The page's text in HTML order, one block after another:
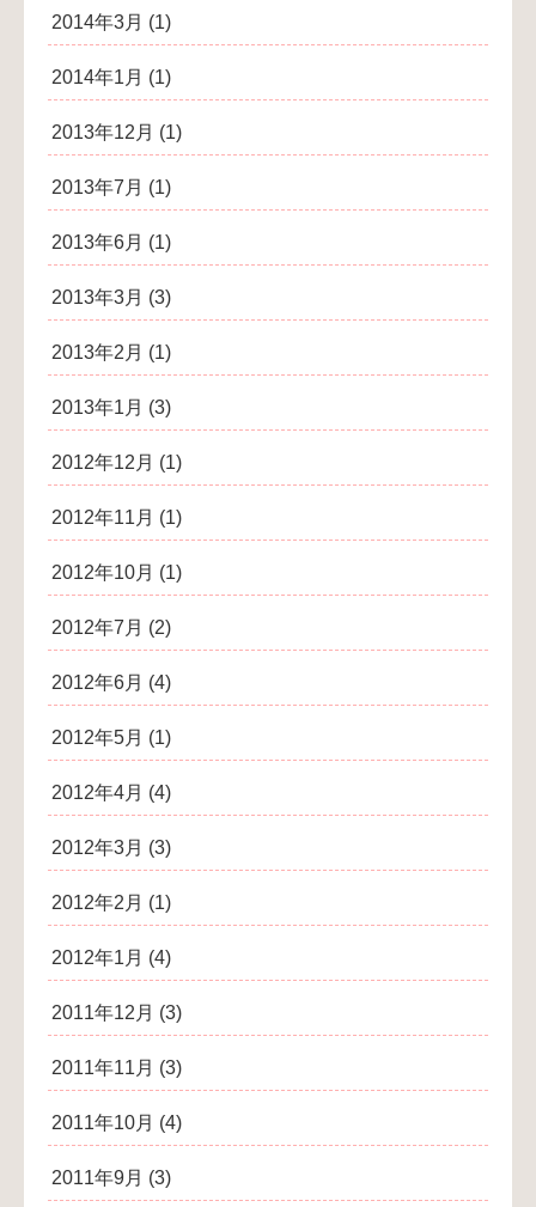
2014年3月 (1)
2014年1月 (1)
2013年12月 (1)
2013年7月 (1)
2013年6月 (1)
2013年3月 (3)
2013年2月 (1)
2013年1月 (3)
2012年12月 (1)
2012年11月 (1)
2012年10月 (1)
2012年7月 (2)
2012年6月 (4)
2012年5月 (1)
2012年4月 (4)
2012年3月 (3)
2012年2月 (1)
2012年1月 (4)
2011年12月 (3)
2011年11月 (3)
2011年10月 (4)
2011年9月 (3)